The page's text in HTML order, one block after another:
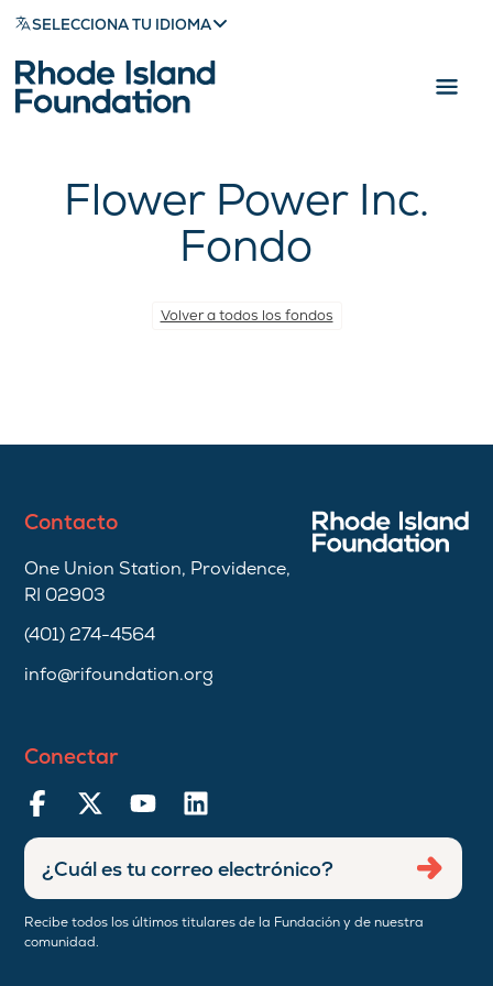
SELECCIONA TU IDIOMA
Flower Power Inc.
Fondo
Volver a todos los fondos
Contacto
One Union Station, Providence,
RI 02903
(401) 274-4564
info@rifoundation.org
Conectar
Recibe todos los últimos titulares de la Fundación y de nuestra
comunidad.
Ingresar
dirección
de
correo
Enviar